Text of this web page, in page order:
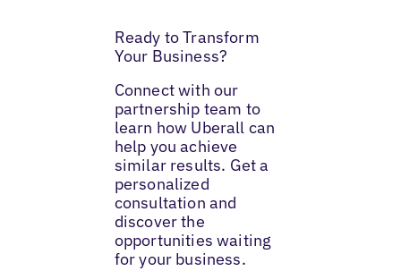
Ready to Transform
Your Business?
Connect with our
partnership team to
learn how Uberall can
help you achieve
similar results. Get a
personalized
consultation and
discover the
opportunities waiting
for your business.